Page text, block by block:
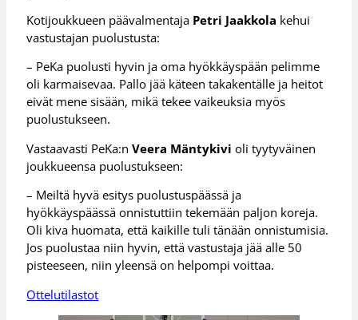
Kotijoukkueen päävalmentaja Petri Jaakkola kehui
vastustajan puolustusta:
– PeKa puolusti hyvin ja oma hyökkäyspään pelimme
oli karmaisevaa. Pallo jää käteen takakentälle ja heitot
eivät mene sisään, mikä tekee vaikeuksia myös
puolustukseen.
Vastaavasti PeKa:nVeera Mäntykivi oli tyytyväinen
joukkueensa puolustukseen:
– Meiltä hyvä esitys puolustuspäässä ja
hyökkäyspäässä onnistuttiin tekemään paljon koreja.
Oli kiva huomata, että kaikille tuli tänään onnistumisia.
Jos puolustaa niin hyvin, että vastustaja jää alle 50
pisteeseen, niin yleensä on helpompi voittaa.
Ottelutilastot